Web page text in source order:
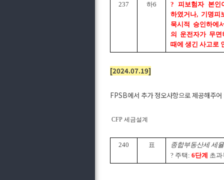
237 하6
? 피보험자 본인
하였거나, 기명피
묵시적 승인하에
의 운전자가 무면
때에 생긴 사고로
[2024.07.19]
FPSB에서 추가 정오사항으로 제공해주
CFP 세금설계
240 표
종합부동산세 세율
? 주택: 6단계 초